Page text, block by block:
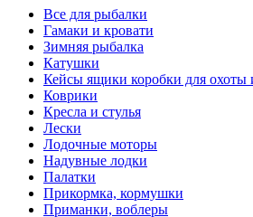
Все для рыбалки
Гамаки и кровати
Зимняя рыбалка
Катушки
Кейсы ящики коробки для охоты
Коврики
Кресла и стулья
Лески
Лодочные моторы
Надувные лодки
Палатки
Прикормка, кормушки
Приманки, воблеры